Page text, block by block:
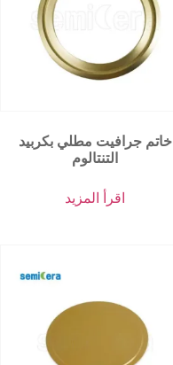
خاتم جرافيت مطلي بكربيد
التنتالوم
اقرأ المزيد